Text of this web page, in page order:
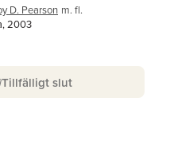
D. Pearson m. fl.
2003
Tillfälligt slut